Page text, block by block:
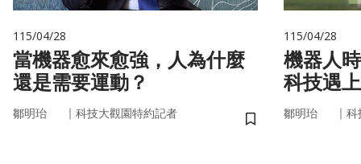
115/04/28
當機器愈來愈強，人為什麼
還是需要運動？
鄒明珆 ｜ 科技大觀園特約記者
儲存書籤
115/04/28
機器人
科技遇
接手？
鄒明珆 ｜ 科